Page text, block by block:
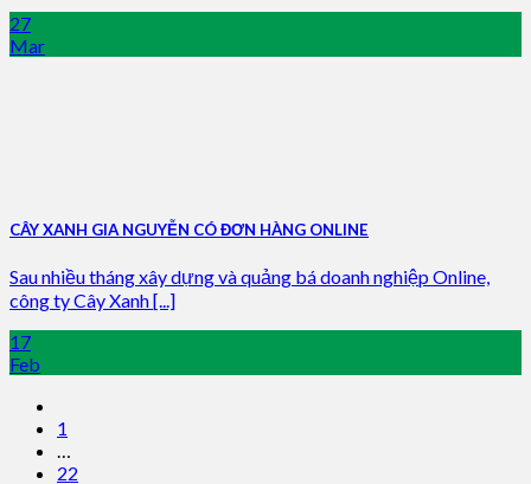
27
Mar
CÂY XANH GIA NGUYỄN CÓ ĐƠN HÀNG ONLINE
Sau nhiều tháng xây dựng và quảng bá doanh nghiệp Online,
công ty Cây Xanh [...]
17
Feb
1
…
22